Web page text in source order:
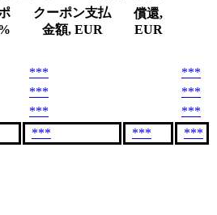
クーポン支払
金額, EUR
償還,
EUR
***
***
***
***
***
***
*** ***
***